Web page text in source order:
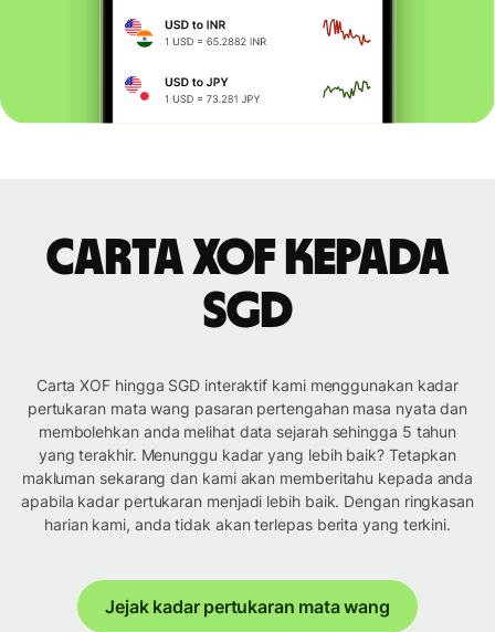
Carta XOF kepada
SGD
Carta XOF hingga SGD interaktif kami menggunakan kadar
pertukaran mata wang pasaran pertengahan masa nyata dan
membolehkan anda melihat data sejarah sehingga 5 tahun
yang terakhir. Menunggu kadar yang lebih baik? Tetapkan
makluman sekarang dan kami akan memberitahu kepada anda
apabila kadar pertukaran menjadi lebih baik. Dengan ringkasan
harian kami, anda tidak akan terlepas berita yang terkini.
Jejak kadar pertukaran mata wang